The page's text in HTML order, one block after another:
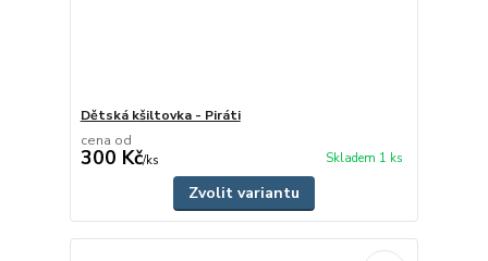
Dětská kšiltovka - Piráti
cena od
300 Kč/ks Skladem 1 ks
Zvolit variantu